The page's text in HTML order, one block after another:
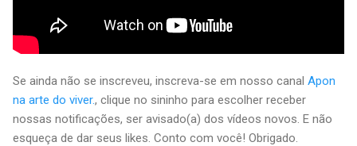
Se ainda não se inscreveu, inscreva-se em nosso canal Apon
na arte do viver., clique no sininho para escolher receber
nossas notificações, ser avisado(a) dos vídeos novos. E não
esqueça de dar seus likes. Conto com você! Obrigado.